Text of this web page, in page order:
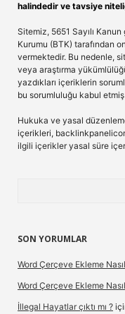
halindedir ve tavsiye
Sitemiz, 5651 Sayılı
Kurumu (BTK) tarafından
vermektedir. Bu nedenle,
veya araştırma
yazdıkları içeriklerin
bu sorumluluğu kabul etmiş
Hukuka ve yasal
içerikleri,
ilgili içerikler yasal süre
SON YORUMLAR
Word Çerçeve Ekleme Nasıl
Word Çerçeve Ekleme Nasıl
İllegal Hayatlar çıktı mı ?